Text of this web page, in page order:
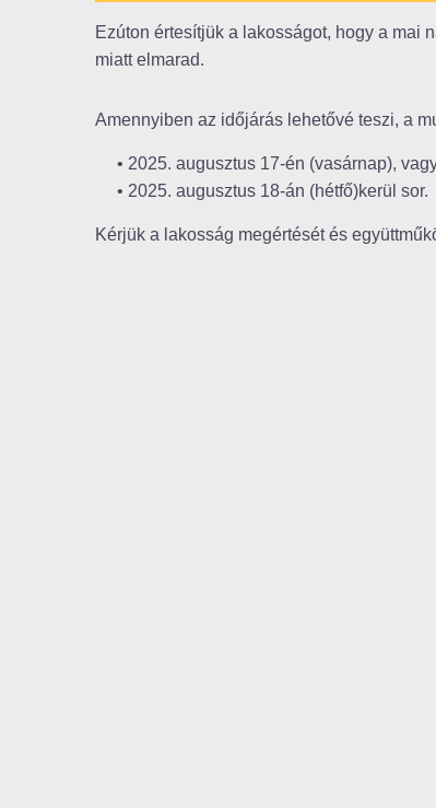
Ezúton értesítjük a lakosságot, hogy a mai
miatt elmarad.
Amennyiben az időjárás lehetővé teszi, a
• 2025. augusztus 17-én (vasárnap),
• 2025. augusztus 18-án (hétfő)kerül sor.
Kérjük a lakosság megértését és